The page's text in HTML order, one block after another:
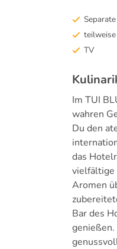
TV
Im TUI
wahren
Du den
das
vielfältige
Aromen
Bar des